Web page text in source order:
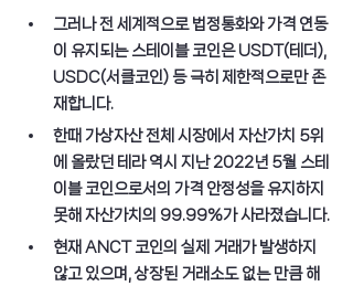
그러나 전 세계적으로 법정통화와 가격 연동
이 유지되는 스테이블 코인은 USDT(테더),
USDC(서클코인) 등 극히 제한적으로만 존
재합니다.
한때 가상자산 전체 시장에서 자산가치 5위
에 올랐던 테라 역시 지난 2022년 5월 스테
이블 코인으로서의 가격 안정성을 유지하지
못해 자산가치의 99.99%가 사라졌습니다.
현재 ANCT 코인의 실제 거래가 발생하지
않고 있으며, 상장된 거래소도 없는 만큼 해